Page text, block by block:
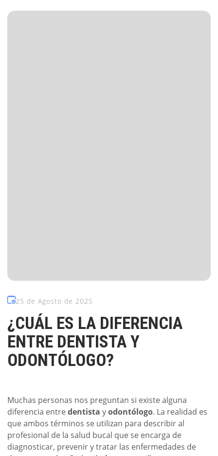
25 de Agosto de 2025
¿CUÁL ES LA DIFERENCIA
ENTRE DENTISTA Y
ODONTÓLOGO?
Muchas personas nos preguntan si existe alguna
diferencia entre dentista yodontólogo. La realidad es
que ambos términos se utilizan para describir al
profesional de la salud bucal que se encarga de
diagnosticar, prevenir y tratar las enfermedades de